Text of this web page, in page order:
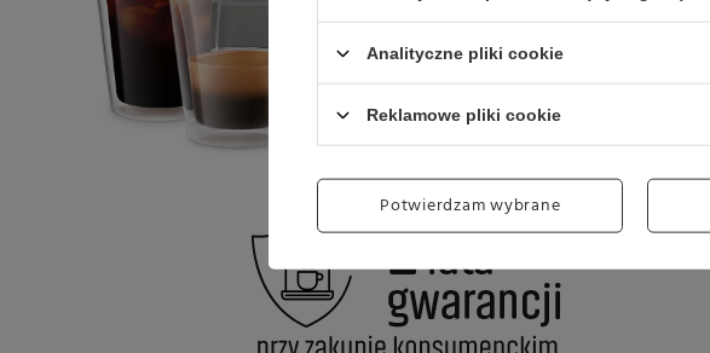
Analityczne pliki cookie
Reklamowe pliki cookie
Potwierdzam wybrane